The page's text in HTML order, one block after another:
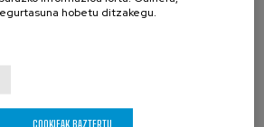
Proiektua
hobetu ditzakegu.
COOKIEAK BAZTERTU